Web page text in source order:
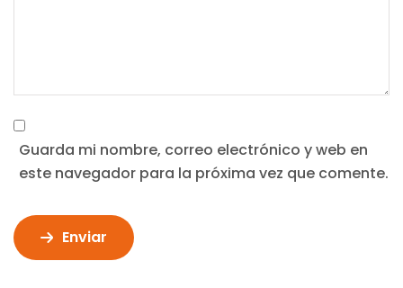
Guarda mi nombre, correo electrónico y web en
este navegador para la próxima vez que comente.
Enviar